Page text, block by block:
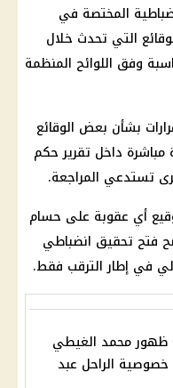
المختصة في
التي تحدث خلال
وفق اللوائح المنظمة
بشأن بعض الوقائع
داخل تقرير حكم
تستدعي المراجعة.
أي عقوبة على حسام
فتح تحقيق انضباطي
في إطار الترقب فقط.
ظهور محمد الغيطي
الراحل عبد